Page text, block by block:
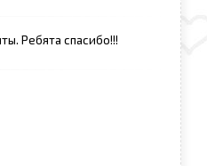
Ребята спасибо!!!